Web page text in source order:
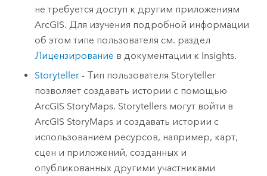
не требуется доступ к другим приложениям
ArcGIS. Для изучения подробной информации
об этом типе пользователя см. раздел
Лицензирование в документации к Insights.
Storyteller - Тип пользователя Storyteller
позволяет создавать истории с помощью
ArcGIS StoryMaps. Storytellers могут войти в
ArcGIS StoryMaps и создавать истории с
использованием ресурсов, например, карт,
сцен и приложений, созданных и
опубликованных другими участниками